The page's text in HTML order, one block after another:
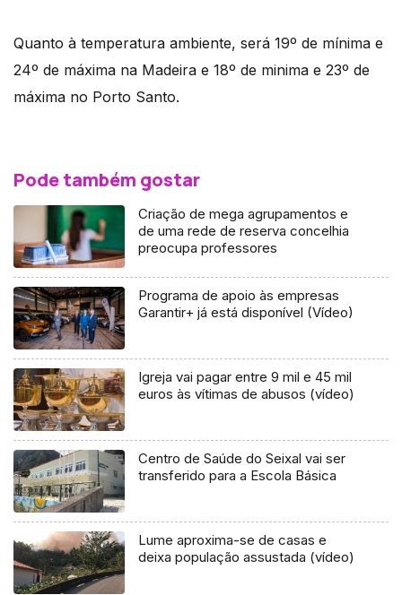
Quanto à temperatura ambiente, será 19º de mínima e
24º de máxima na Madeira e 18º de minima e 23º de
máxima no Porto Santo.
Pode também gostar
Criação de mega agrupamentos e
de uma rede de reserva concelhia
preocupa professores
Programa de apoio às empresas
Garantir+ já está disponível (Vídeo)
Igreja vai pagar entre 9 mil e 45 mil
euros às vítimas de abusos (vídeo)
Centro de Saúde do Seixal vai ser
transferido para a Escola Básica
Lume aproxima-se de casas e
deixa população assustada (vídeo)